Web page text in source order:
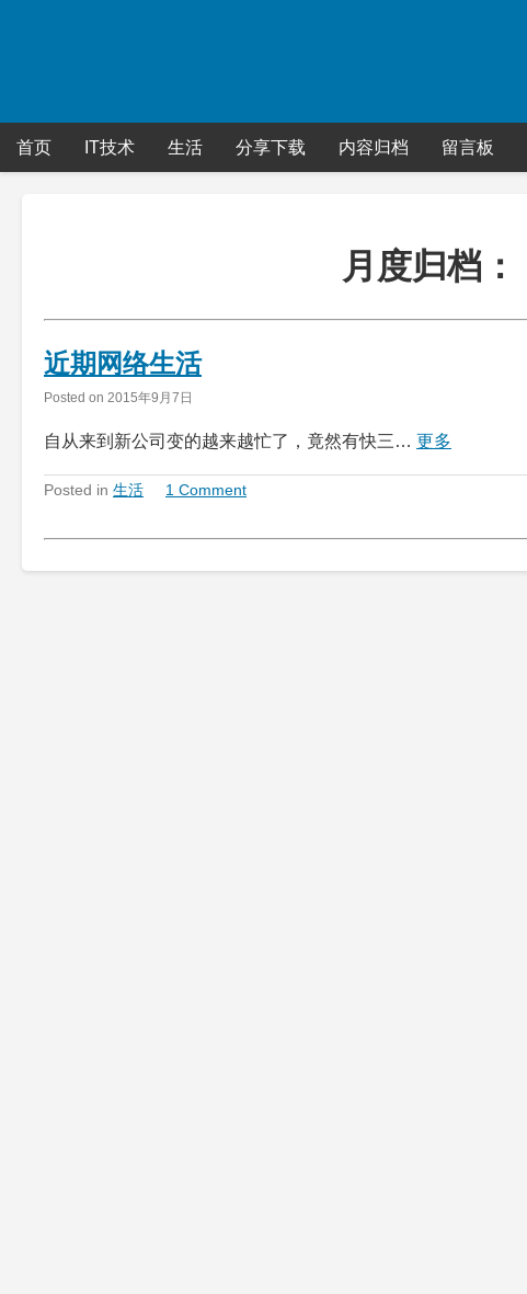
首页 IT技术 生活 分享下载 内容归档 留言板
月度归档：
近期网络生活
Posted on 2015年9月7日
自从来到新公司变的越来越忙了，竟然有快三… 更多
Posted in 生活 1 Comment